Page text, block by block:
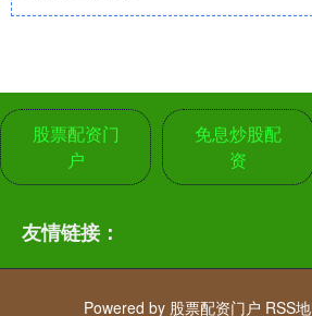
股票配资门
户
免息炒股配
资
友情链接：
Powered by 股票配资门户 RSS